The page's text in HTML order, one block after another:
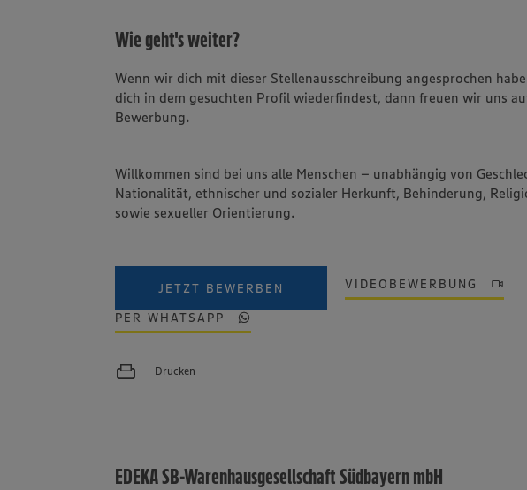
Wie geht's weiter?
Wenn wir dich mit dieser Stellenausschreibung angesprochen
dich in dem gesuchten Profil wiederfindest, dann freuen wir uns
Bewerbung.
Willkommen sind bei uns alle Menschen – unabhängig von
Nationalität, ethnischer und sozialer Herkunft, Behinderung,
sowie sexueller Orientierung.
JETZT BEWERBEN VIDEOBEWERBUNG
PER WHATSAPP
Drucken
EDEKA SB-Warenhausgesellschaft Südbayern mbH